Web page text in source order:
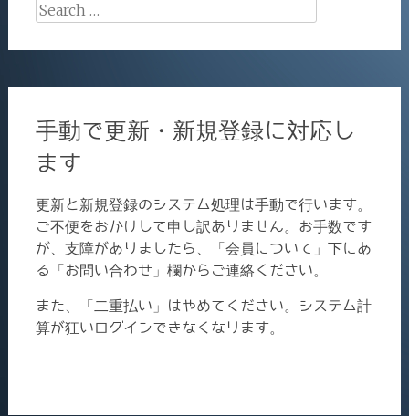
Search
手動で更新・新規登録に対応し
ます
更新と新規登録のシステム処理は手動で行います。
ご不便をおかけして申し訳ありません。お手数です
が、支障がありましたら、「会員について」下にあ
る「お問い合わせ」欄からご連絡ください。
また、「二重払い」はやめてください。システム計
算が狂いログインできなくなります。